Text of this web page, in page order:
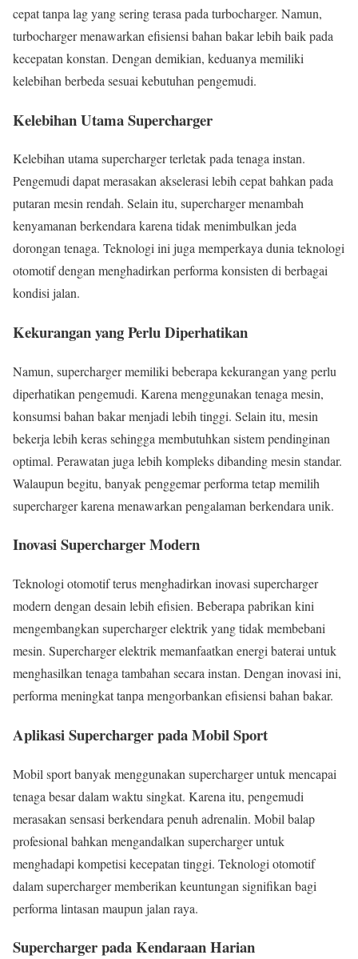
cepat tanpa lag yang sering terasa pada turbocharger. Namun,
turbocharger menawarkan efisiensi bahan bakar lebih baik pada
kecepatan konstan. Dengan demikian, keduanya memiliki
kelebihan berbeda sesuai kebutuhan pengemudi.
Kelebihan Utama Supercharger
Kelebihan utama supercharger terletak pada tenaga instan.
Pengemudi dapat merasakan akselerasi lebih cepat bahkan pada
putaran mesin rendah. Selain itu, supercharger menambah
kenyamanan berkendara karena tidak menimbulkan jeda
dorongan tenaga. Teknologi ini juga memperkaya dunia teknologi
otomotif dengan menghadirkan performa konsisten di berbagai
kondisi jalan.
Kekurangan yang Perlu Diperhatikan
Namun, supercharger memiliki beberapa kekurangan yang perlu
diperhatikan pengemudi. Karena menggunakan tenaga mesin,
konsumsi bahan bakar menjadi lebih tinggi. Selain itu, mesin
bekerja lebih keras sehingga membutuhkan sistem pendinginan
optimal. Perawatan juga lebih kompleks dibanding mesin standar.
Walaupun begitu, banyak penggemar performa tetap memilih
supercharger karena menawarkan pengalaman berkendara unik.
Inovasi Supercharger Modern
Teknologi otomotif terus menghadirkan inovasi supercharger
modern dengan desain lebih efisien. Beberapa pabrikan kini
mengembangkan supercharger elektrik yang tidak membebani
mesin. Supercharger elektrik memanfaatkan energi baterai untuk
menghasilkan tenaga tambahan secara instan. Dengan inovasi ini,
performa meningkat tanpa mengorbankan efisiensi bahan bakar.
Aplikasi Supercharger pada Mobil Sport
Mobil sport banyak menggunakan supercharger untuk mencapai
tenaga besar dalam waktu singkat. Karena itu, pengemudi
merasakan sensasi berkendara penuh adrenalin. Mobil balap
profesional bahkan mengandalkan supercharger untuk
menghadapi kompetisi kecepatan tinggi. Teknologi otomotif
dalam supercharger memberikan keuntungan signifikan bagi
performa lintasan maupun jalan raya.
Supercharger pada Kendaraan Harian